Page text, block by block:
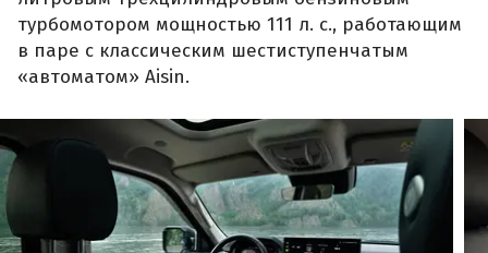
турбомотором мощностью 111 л. с., работающим
в паре с классическим шестиступенчатым
«автоматом» Aisin.